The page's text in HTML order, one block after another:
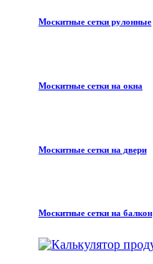
Москитные сетки рулонные
Москитные сетки на окна
Москитные сетки на двери
Москитные сетки на балкон